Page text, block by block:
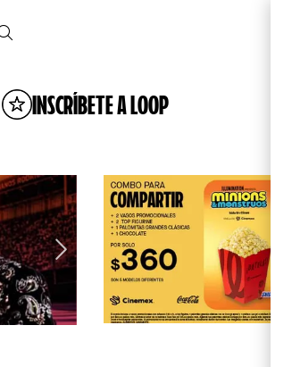
INSCRÍBETE A LOOP